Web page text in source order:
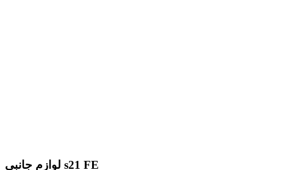
لوازم جانبی s21 FE